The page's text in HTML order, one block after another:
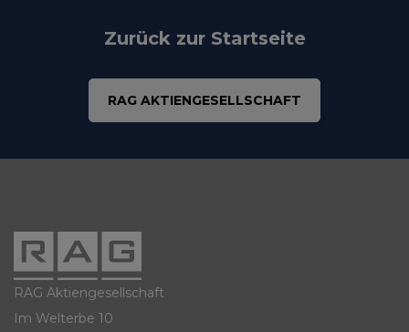
Zurück zur Startseite
RAG AKTIENGESELLSCHAFT
RAG Aktiengesellschaft
Im Welterbe 10